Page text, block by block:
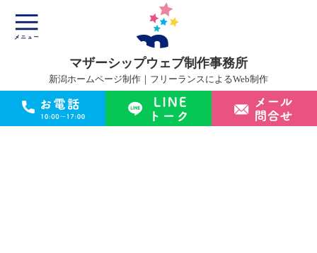
マザーシップウェブ制作事務所
新潟ホームページ制作｜フリーランスによるWeb制作
マザーシップについて
ホームページ制作サービス